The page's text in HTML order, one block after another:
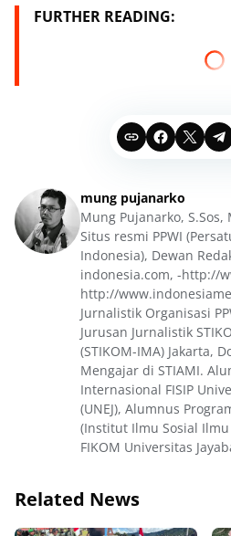
FURTHER READING:
mung pujanarko
Mung Pujanarko,
Situs resmi PPWI
Indonesia), Dewan
indonesia.com, -http://
http://
Jurnalistik Organisasi
Jurusan Jurnalistik
(STIKOM-IMA) Jakarta,
Mengajar di STIAMI.
Internasional FISIP
(UNEJ), Alumnus
(Institut Ilmu Sosial Ilmu
FIKOM Universitas
Related News